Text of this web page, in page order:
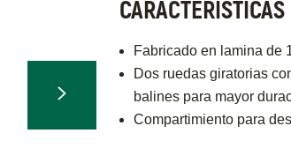
CARACTERÍSTICAS
Fabricado en lamina de
Dos ruedas giratorias
balines para mayor
Compartimiento para